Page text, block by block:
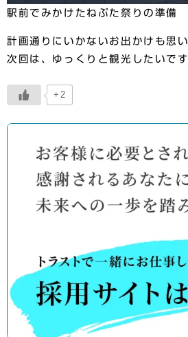
駅前でみかけたねぷた祭りの準備
計画通りにいかないお出かけも思
次回は、ゆっくりと観光したいです
+2